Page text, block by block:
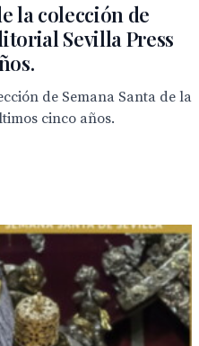
la colección de
Sevilla Press
de Semana Santa de la
cinco años.